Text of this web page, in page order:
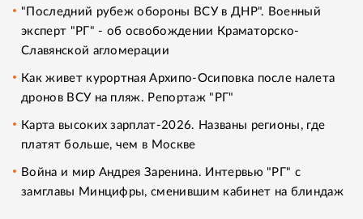
"Последний рубеж обороны ВСУ в ДНР". Военный
эксперт "РГ" - об освобождении Краматорско-
Славянской агломерации
Как живет курортная Архипо-Осиповка после налета
дронов ВСУ на пляж. Репортаж "РГ"
Карта высоких зарплат-2026. Названы регионы, где
платят больше, чем в Москве
Война и мир Андрея Заренина. Интервью "РГ" с
замглавы Минцифры, сменившим кабинет на блиндаж